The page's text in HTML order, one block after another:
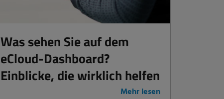
Was sehen Sie auf dem
eCloud-Dashboard?
Einblicke, die wirklich helfen
Mehr lesen